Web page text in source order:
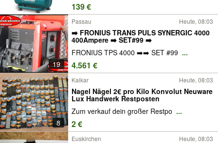
139 €
19
Passau Heute, 08:03
➡️ FRONIUS TRANS PULS SYNERGIC 4000
400Ampere ➡️ SET#99 ➡️
FRONIUS TPS 4000 ➡️➡️ SET #99 ...
4.561 €
8
Kalkar Heute, 08:03
Nagel Nägel 2€ pro Kilo Konvolut Neuware
Lux Handwerk Restposten
Zum verkauf dein großer Restpo ...
2 €
Euskirchen Heute, 08:03